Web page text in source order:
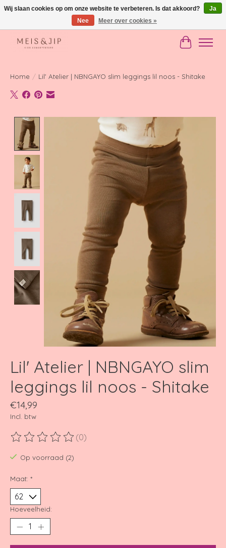
Gratis verzending in NL vanaf €150
Home / Lil' Atelier | NBNGAYO slim leggings lil noos - Shitake
Product image slideshow Items
Lil' Atelier | NBNGAYO slim
leggings lil noos - Shitake
€14,99
Incl. btw
De beoordeling van dit product is
(0)
Op voorraad (2)
Maat: *
Hoeveelheid:
Wij slaan cookies op om onze website te verbeteren. Is dat akkoord?
Ja
Nee
Meer over cookies »